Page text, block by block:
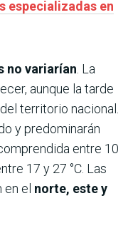
especializadas en
no variarían. La
aunque la tarde
territorio nacional.
y predominarán
entre 10
17 y 27 °C. Las
el norte, este y